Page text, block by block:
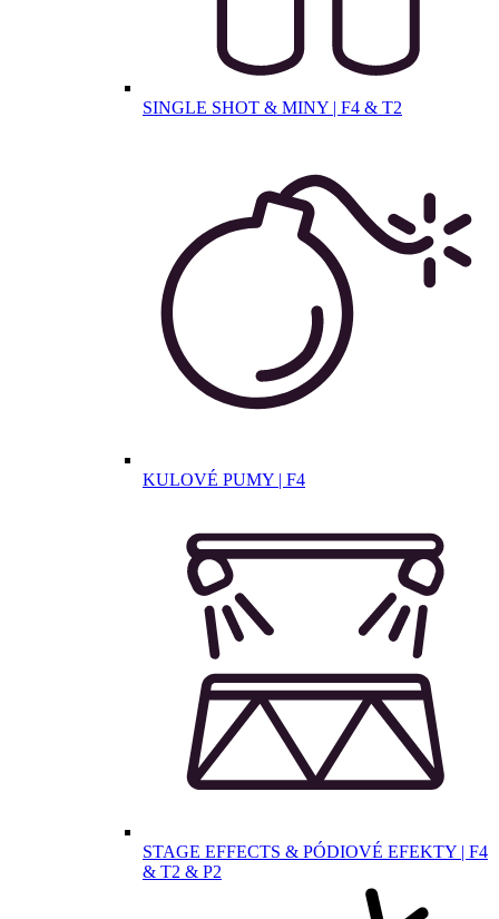
SINGLE SHOT & MINY | F4 & T2
KULOVÉ PUMY | F4
STAGE EFFECTS & PÓDIOVÉ EFEKTY | F4
& T2 & P2